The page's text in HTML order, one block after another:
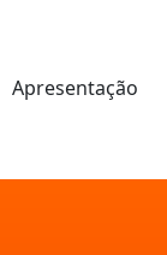
Apresentação